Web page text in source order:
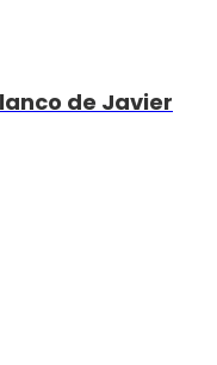
de Javier